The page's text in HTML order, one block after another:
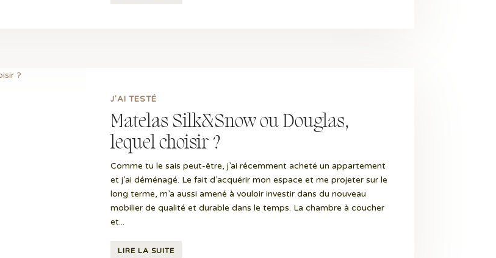
Matelas Silk&Snow ou Douglas,
lequel choisir ?
J'AI TESTÉ
Comme tu le sais peut-être, j’ai récemment acheté un appartement
et j’ai déménagé. Le fait d’acquérir mon espace et me projeter sur le
long terme, m’a aussi amené à vouloir investir dans du nouveau
mobilier de qualité et durable dans le temps. La chambre à coucher
et...
LIRE LA SUITE